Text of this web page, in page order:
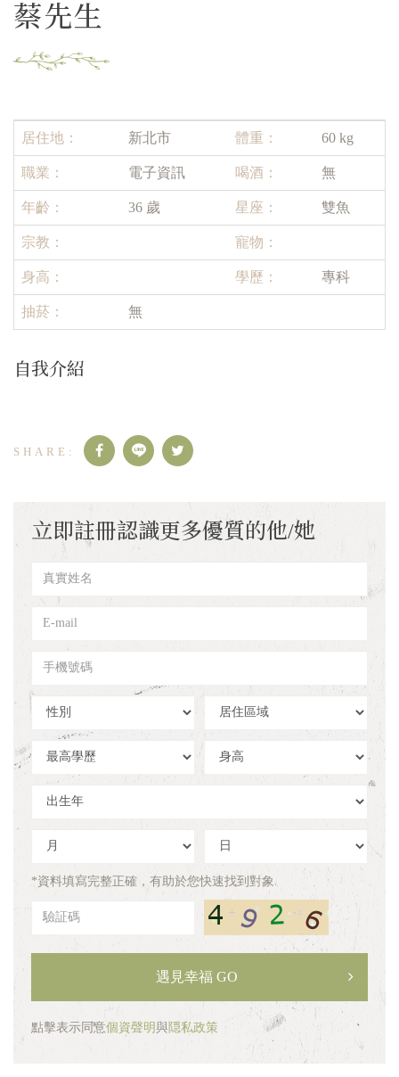
蔡先生
居住地： 新北市 體重： 60 kg
職業： 電子資訊 喝酒： 無
年齡： 36 歲 星座： 雙魚
宗教： 寵物：
身高： 學歷： 專科
抽菸： 無
自我介紹
立即註冊認識更多優質的他/她
實
姓
名
手
號
碼
區
月
日
*資料填寫完整正確，有助於您快速找到對象
驗
遇見幸福 GO
點擊表示同意個資聲明與隠私政策